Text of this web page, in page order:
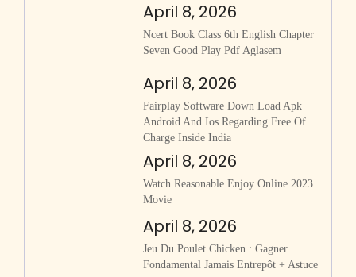
April 8, 2026
Ncert Book Class 6th English Chapter
Seven Good Play Pdf Aglasem
April 8, 2026
Fairplay Software Down Load Apk
Android And Ios Regarding Free Of
Charge Inside India
April 8, 2026
Watch Reasonable Enjoy Online 2023
Movie
April 8, 2026
Jeu Du Poulet Chicken : Gagner
Fondamental Jamais Entrepôt + Astuce